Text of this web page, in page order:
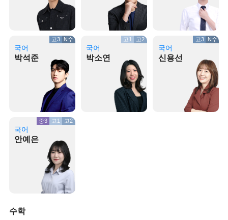
국어
박석준
고3 N수
국어
박소연
고1 고2
국어
신용선
고3 N수
국어
안예은
중3 고1 고2
수학